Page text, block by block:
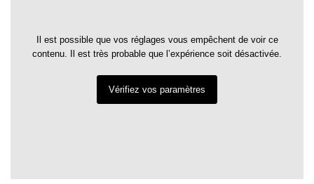
Il est possible que vos réglages vous empêchent de voir ce
contenu. Il est très probable que l’expérience soit désactivée.
Vérifiez vos paramètres